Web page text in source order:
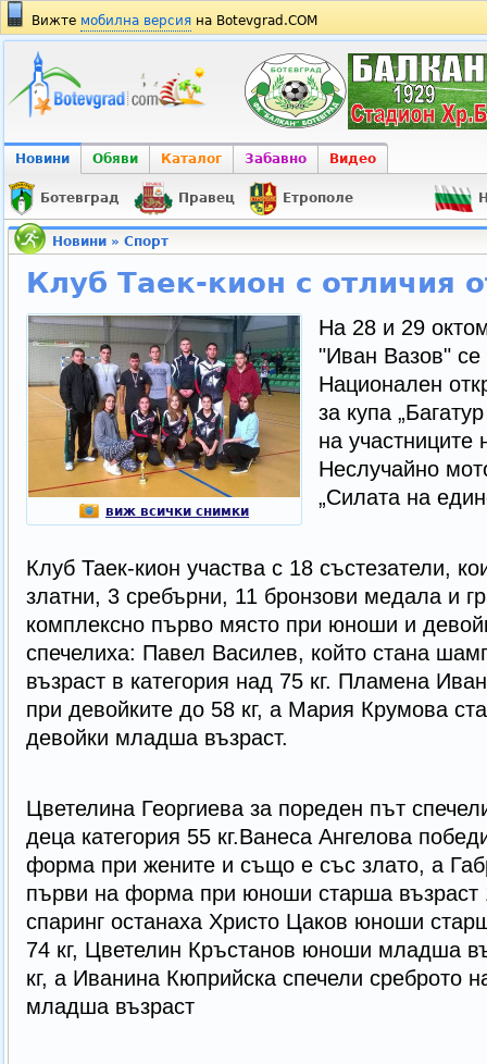
Вижте мобилна версия на Botevgrad.COM
Новини Обяви Каталог Забавно Видео
Ботевград Правец Етрополе
Новини» Спорт
Клуб Таек-кион с отличия
виж всички снимки
На 28 и 29
"Иван Вазов" се
Национален
за купа
на участниците
Неслучайно
„Силата на
Клуб Таек-кион участва с 18 състезатели,
златни, 3 сребърни, 11 бронзови медала и
комплексно първо място при юноши и
спечелиха: Павел Василев, който стана
възраст в категория над 75 кг. Пламена
при девойките до 58 кг, а Мария Крумова
девойки младша възраст.
Цветелина Георгиева за пореден път
деца категория 55 кг.Ванеса Ангелова
форма при жените и също е със злато, а
първи на форма при юноши старша възраст
спаринг останаха Христо Цаков юноши
74 кг, Цветелин Кръстанов юноши младша
кг, а Иванина Кюприйска спечели среброто
младша възраст